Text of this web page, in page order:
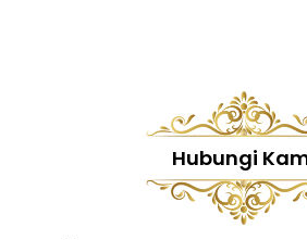
Hubungi